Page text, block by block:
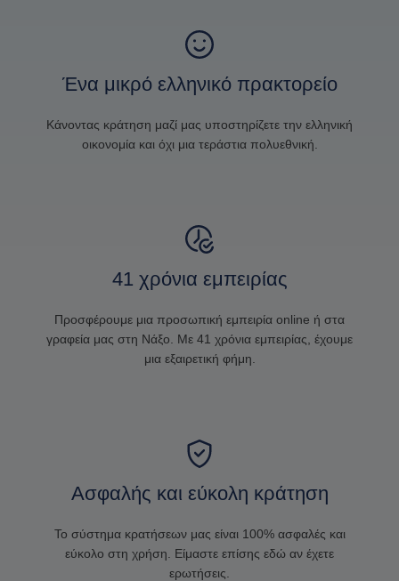
Ένα μικρό ελληνικό πρακτορείο
Κάνοντας κράτηση μαζί μας υποστηρίζετε την ελληνική
οικονομία και όχι μια τεράστια πολυεθνική.
41 χρόνια εμπειρίας
Προσφέρουμε μια προσωπική εμπειρία online ή στα
γραφεία μας στη Νάξο. Με 41 χρόνια εμπειρίας, έχουμε
μια εξαιρετική φήμη.
Ασφαλής και εύκολη κράτηση
Το σύστημα κρατήσεων μας είναι 100% ασφαλές και
εύκολο στη χρήση. Είμαστε επίσης εδώ αν έχετε
ερωτήσεις.